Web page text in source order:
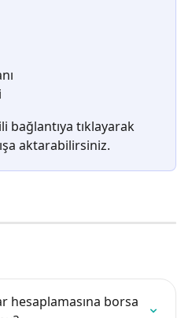
bağlantıya tıklayarak
aktarabilirsiniz.
hesaplamasına borsa